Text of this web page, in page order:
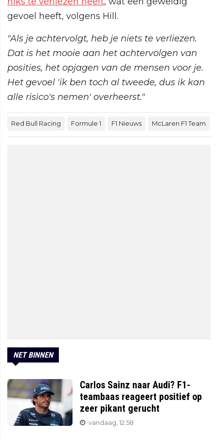
gevoel heeft, volgens Hill.
"Als je achtervolgt, heb je niets te verliezen.
Dat is het mooie aan het achtervolgen van
posities, het opjagen van de mensen voor je.
Het gevoel 'ik ben toch al tweede, dus ik kan
alle risico's nemen' overheerst."
Red Bull Racing Formule 1 F1 Nieuws McLaren F1 Team
NET BINNEN
Carlos Sainz naar Audi? F1-
teambaas reageert positief op
zeer pikant gerucht
vandaag, 12:58